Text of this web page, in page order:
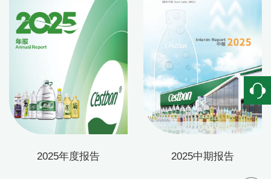
2025年度报告 2025中期报告